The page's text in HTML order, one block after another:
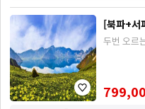
[북파+서
두번 오르